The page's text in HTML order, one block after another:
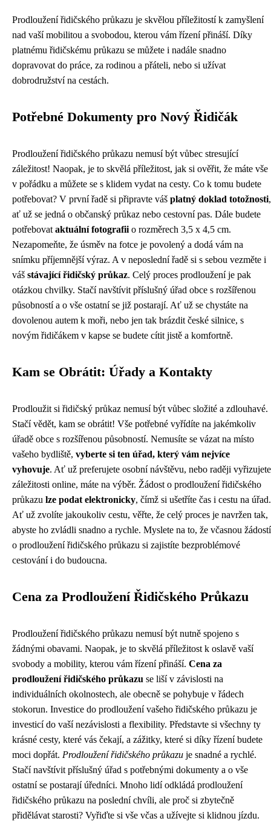
Prodloužení řidičského průkazu je skvělou příležitostí k zamyšlení
nad vaší mobilitou a svobodou, kterou vám řízení přináší. Díky
platnému řidičskému průkazu se můžete i nadále snadno
dopravovat do práce, za rodinou a přáteli, nebo si užívat
dobrodružství na cestách.
Potřebné Dokumenty pro Nový Řidičák
Prodloužení řidičského průkazu nemusí být vůbec stresující
záležitost! Naopak, je to skvělá příležitost, jak si ověřit, že máte vše
v pořádku a můžete se s klidem vydat na cesty. Co k tomu budete
potřebovat? V první řadě si připravte váš platný doklad totožnosti,
ať už se jedná o občanský průkaz nebo cestovní pas. Dále budete
potřebovat aktuální fotografii o rozměrech 3,5 x 4,5 cm.
Nezapomeňte, že úsměv na fotce je povolený a dodá vám na
snímku příjemnější výraz. A v neposlední řadě si s sebou vezměte i
váš stávající řidičský průkaz. Celý proces prodloužení je pak
otázkou chvilky. Stačí navštívit příslušný úřad obce s rozšířenou
působností a o vše ostatní se již postarají. Ať už se chystáte na
dovolenou autem k moři, nebo jen tak brázdit české silnice, s
novým řidičákem v kapse se budete cítit jistě a komfortně.
Kam se Obrátit: Úřady a Kontakty
Prodloužit si řidičský průkaz nemusí být vůbec složité a zdlouhavé.
Stačí vědět, kam se obrátit! Vše potřebné vyřídíte na jakémkoliv
úřadě obce s rozšířenou působností. Nemusíte se vázat na místo
vašeho bydliště, vyberte si ten úřad, který vám nejvíce
vyhovuje. Ať už preferujete osobní návštěvu, nebo raději vyřizujete
záležitosti online, máte na výběr. Žádost o prodloužení řidičského
průkazu lze podat elektronicky, čímž si ušetříte čas i cestu na úřad.
Ať už zvolíte jakoukoliv cestu, věřte, že celý proces je navržen tak,
abyste ho zvládli snadno a rychle. Myslete na to, že včasnou žádostí
o prodloužení řidičského průkazu si zajistíte bezproblémové
cestování i do budoucna.
Cena za Prodloužení Řidičského Průkazu
Prodloužení řidičského průkazu nemusí být nutně spojeno s
žádnými obavami. Naopak, je to skvělá příležitost k oslavě vaší
svobody a mobility, kterou vám řízení přináší. Cena za
prodloužení řidičského průkazu se liší v závislosti na
individuálních okolnostech, ale obecně se pohybuje v řádech
stokorun. Investice do prodloužení vašeho řidičského průkazu je
investicí do vaší nezávislosti a flexibility. Představte si všechny ty
krásné cesty, které vás čekají, a zážitky, které si díky řízení budete
moci dopřát. Prodloužení řidičského průkazu je snadné a rychlé.
Stačí navštívit příslušný úřad s potřebnými dokumenty a o vše
ostatní se postarají úředníci. Mnoho lidí odkládá prodloužení
řidičského průkazu na poslední chvíli, ale proč si zbytečně
přidělávat starosti? Vyřiďte si vše včas a užívejte si klidnou jízdu.